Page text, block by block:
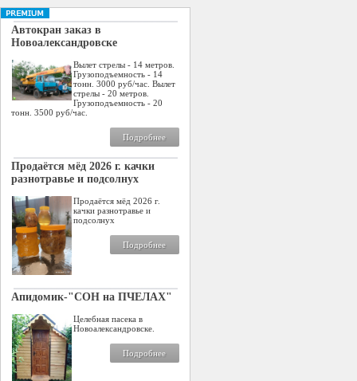
Автокран заказ в
Новоалександровске
Вылет стрелы - 14 метров.
Грузоподъемность - 14
тонн. 3000 руб/час. Вылет
стрелы - 20 метров.
Грузоподъемность - 20
тонн. 3500 руб/час.
Подробнее
Продаётся мёд 2026 г. качки
разнотравье и подсолнух
Продаётся мёд 2026 г.
качки разнотравье и
подсолнух
Подробнее
Апидомик-"СОН на ПЧЕЛАХ"
Целебная пасека в
Новоалександровске.
Подробнее